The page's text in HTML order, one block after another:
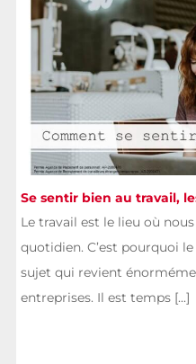
Se sentir bien au travail,
Le travail est le lieu où
quotidien. C’est pourquoi
sujet qui revient
entreprises. Il est temps [...]